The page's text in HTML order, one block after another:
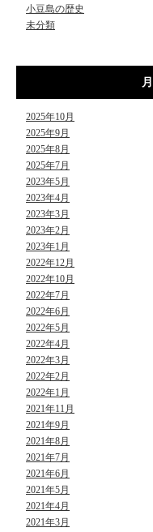
小豆島の歴史
未分類
2025年10月
2025年9月
2025年8月
2025年7月
2023年5月
2023年4月
2023年3月
2023年2月
2023年1月
2022年12月
2022年10月
2022年7月
2022年6月
2022年5月
2022年4月
2022年3月
2022年2月
2022年1月
2021年11月
2021年9月
2021年8月
2021年7月
2021年6月
2021年5月
2021年4月
2021年3月